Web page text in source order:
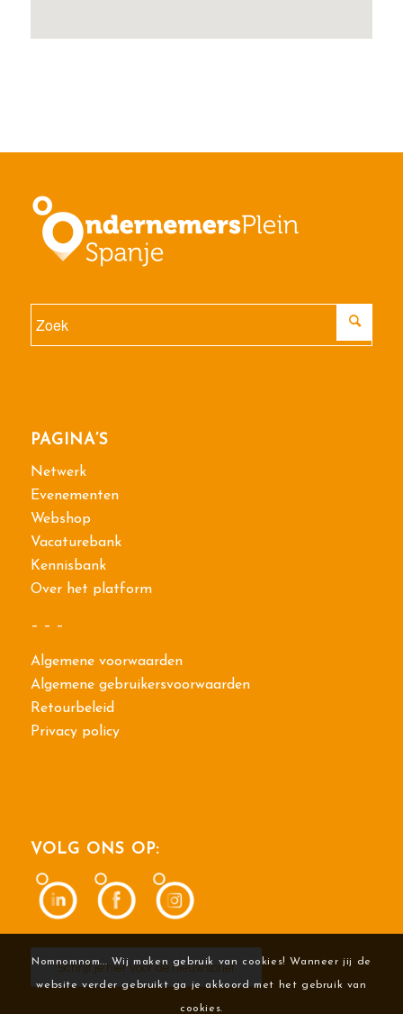
PAGINA’S
Netwerk
Evenementen
Webshop
Vacaturebank
Kennisbank
Over het platform
– – –
Algemene voorwaarden
Algemene gebruikersvoorwaarden
Retourbeleid
Privacy policy
VOLG ONS OP:
Schrijf je hier voor de nieuwsbrief
Nomnomnom... Wij maken gebruik van cookies! Wanneer jij de
website verder gebruikt ga je akkoord met het gebruik van
cookies.